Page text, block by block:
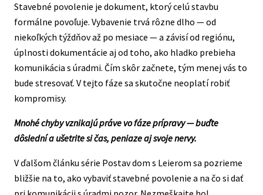
Stavebné povolenie je dokument, ktorý celú stavbu
formálne povoľuje. Vybavenie trvá rôzne dlho — od
niekoľkých týždňov až po mesiace — a závisí od regiónu,
úplnosti dokumentácie aj od toho, ako hladko prebieha
komunikácia s úradmi. Čím skôr začnete, tým menej vás to
bude stresovať. V tejto fáze sa skutočne neoplatí robiť
kompromisy.
Mnohé chyby vznikajú práve vo fáze prípravy — buďte
dôslední a ušetrite si čas, peniaze aj svoje nervy.
V ďalšom článku série Postav dom s Leierom sa pozrieme
bližšie na to, ako vybaviť stavebné povolenie a na čo si dať